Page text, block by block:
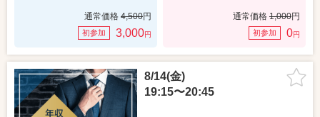
通常価格 4,500円
初参加 3,000円
通常価格 1,000円
初参加 0円
8/14(金)
19:15〜20:45